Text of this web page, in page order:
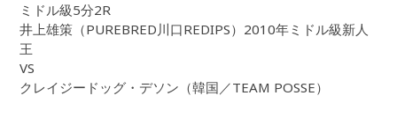
ミドル級5分2R
井上雄策（PUREBRED川口REDIPS）2010年ミドル級新人
王
VS
クレイジードッグ・デソン（韓国／TEAM POSSE）